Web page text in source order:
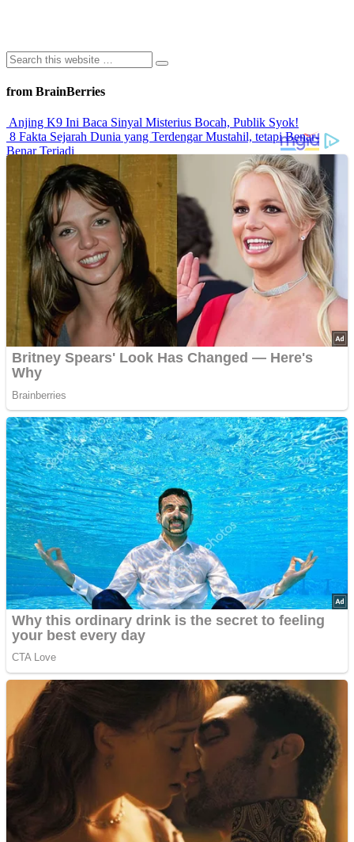
from BrainBerries
Anjing K9 Ini Baca Sinyal Misterius Bocah, Publik Syok!
8 Fakta Sejarah Dunia yang Terdengar Mustahil, tetapi Benar-
Benar Terjadi
Rahasia Sehat Sam Bimbo Yang Tetap Prima Di Usia Senja
9 Rahasia Mengejutkan Di Balik Monumen Batu Kuno Dunia!
Inilah Cara Mendeteksi Kebohongan Lewat Gerakan Bibir!
Advertisements